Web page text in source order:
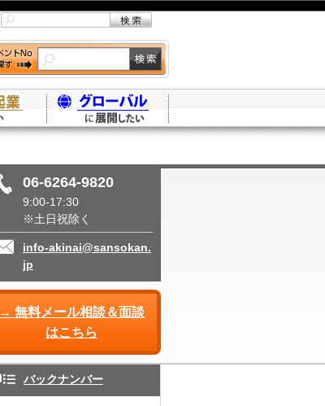
06-6264-9820
9:00-17:30
※土日祝除く
info-akinai@sansokan.
jp
→ 無料メール相談＆面談
はこちら
バックナンバー